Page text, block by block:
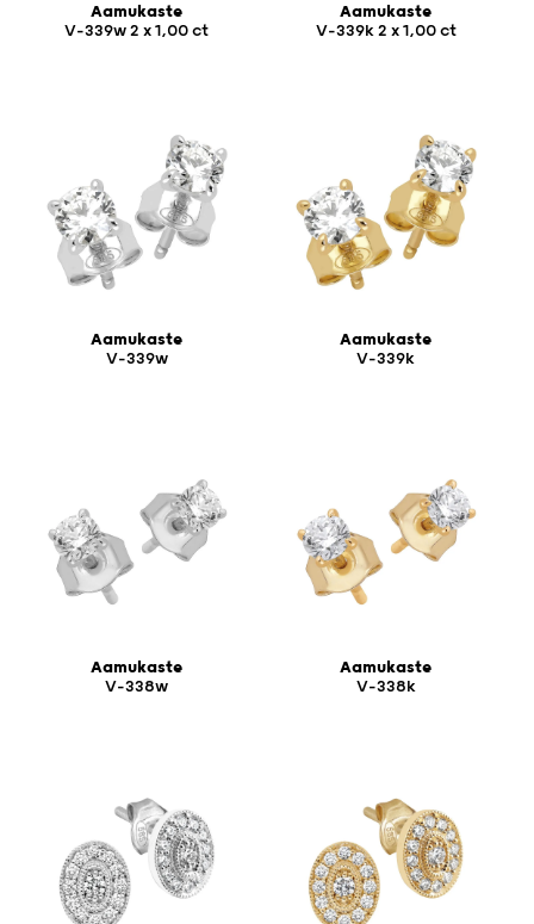
Aamukaste
V-339w 2 x 1,00 ct
Aamukaste
V-339k 2 x 1,00 ct
Aamukaste
V-339w
Aamukaste
V-339k
Aamukaste
V-338w
Aamukaste
V-338k